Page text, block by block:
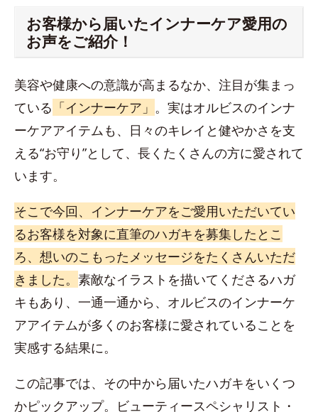
お客様から届いたインナーケア愛用の
お声をご紹介！
美容や健康への意識が高まるなか、注目が集まっ
ている 「インナーケア」 。実はオルビスのインナ
ーケアアイテムも、日々のキレイと健やかさを支
える“お守り”として、長くたくさんの方に愛されて
います。
そこで今回、インナーケアをご愛用いただいてい
るお客様を対象に直筆のハガキを募集したとこ
ろ、想いのこもったメッセージをたくさんいただ
きました。 素敵なイラストを描いてくださるハガ
キもあり、一通一通から、オルビスのインナーケ
アアイテムが多くのお客様に愛されていることを
実感する結果に。
この記事では、その中から届いたハガキをいくつ
かピックアップ。ビューティースペシャリスト・